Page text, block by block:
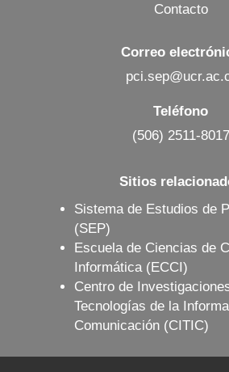
Contacto
Correo
Teléfono
(506) 2511-8017
Sitios
Sistema de Estudios de
(SEP)
Escuela de Ciencias de
Informática (ECCI)
Centro de
Tecnologías de la
Comunicación (CITIC)